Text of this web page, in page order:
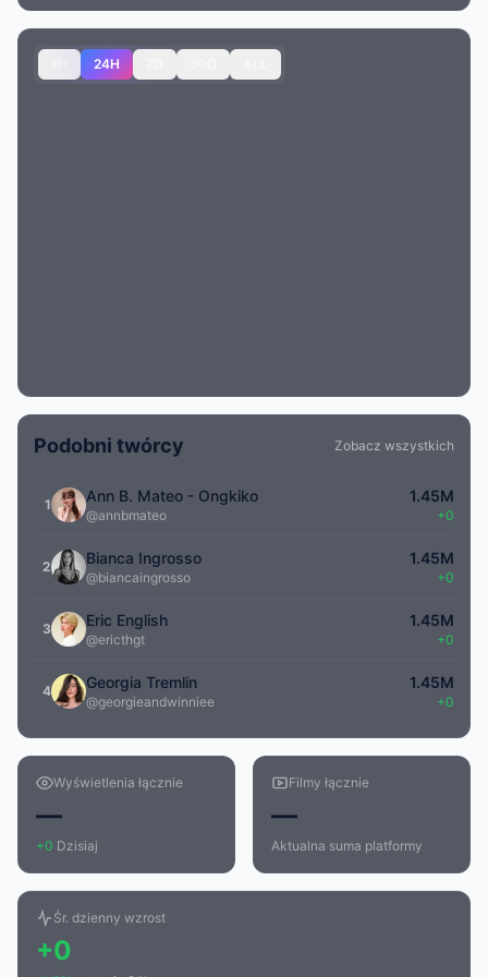
24H
Podobni twórcy Zobacz wszystkich
1 Ann B. Mateo - Ongkiko
@annbmateo
1.45M
+0
2 Bianca Ingrosso
@biancaingrosso
1.45M
+0
3 Eric English
@ericthgt
1.45M
+0
4 Georgia Tremlin
@georgieandwinniee
1.45M
+0
Wyświetlenia łącznie
—
+0 Dzisiaj
Filmy łącznie
—
Aktualna suma platformy
Śr. dzienny wzrost
+0